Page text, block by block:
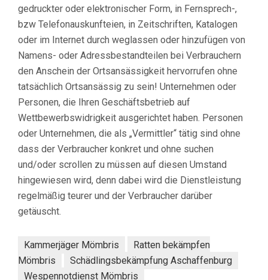
gedruckter oder elektronischer Form, in Fernsprech-,
bzw Telefonauskunfteien, in Zeitschriften, Katalogen
oder im Internet durch weglassen oder hinzufügen von
Namens- oder Adressbestandteilen bei Verbrauchern
den Anschein der Ortsansässigkeit hervorrufen ohne
tatsächlich Ortsansässig zu sein! Unternehmen oder
Personen, die Ihren Geschäftsbetrieb auf
Wettbewerbswidrigkeit ausgerichtet haben. Personen
oder Unternehmen, die als „Vermittler“ tätig sind ohne
dass der Verbraucher konkret und ohne suchen
und/oder scrollen zu müssen auf diesen Umstand
hingewiesen wird, denn dabei wird die Dienstleistung
regelmäßig teurer und der Verbraucher darüber
getäuscht.
Kammerjäger Mömbris
Ratten bekämpfen
Mömbris
Schädlingsbekämpfung Aschaffenburg
Wespennotdienst Mömbris